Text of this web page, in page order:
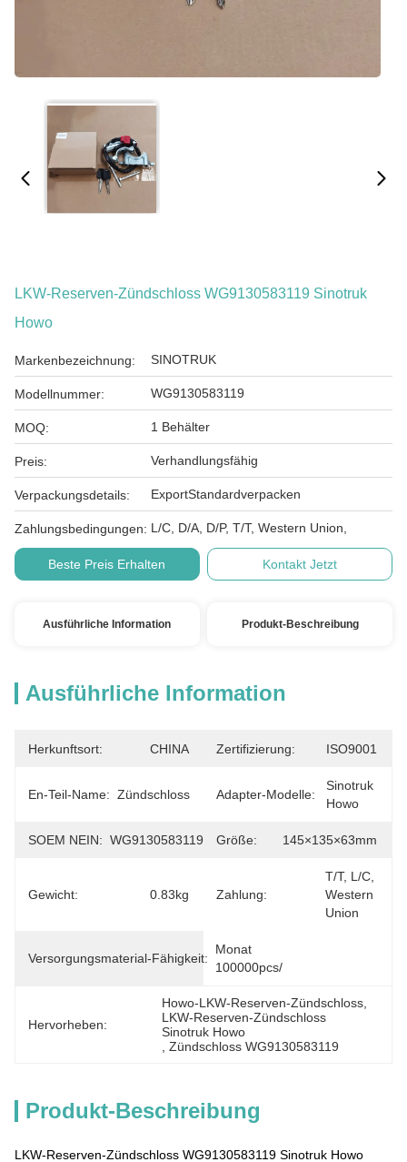
LKW-Reserven-Zündschloss WG9130583119 Sinotruk
Howo
Markenbezeichnung: SINOTRUK
Modellnummer: WG9130583119
MOQ: 1 Behälter
Preis: Verhandlungsfähig
Verpackungsdetails: ExportStandardverpacken
Zahlungsbedingungen: L/C, D/A, D/P, T/T, Western Union,
Beste Preis Erhalten Kontakt Jetzt
Ausführliche Information Produkt-Beschreibung
Ausführliche Information
Herkunftsort: CHINA Zertifizierung: ISO9001
En-Teil-Name: Zündschloss Adapter-Modelle:
Sinotruk
Howo
SOEM NEIN: WG9130583119 Größe: 145×135×63mm
Gewicht: 0.83kg Zahlung:
T/T, L/C,
Western
Union
Versorgungsmaterial-Fähigkeit:
Monat
100000pcs/
Hervorheben:
Howo-LKW-Reserven-Zündschloss
LKW-Reserven-Zündschloss
Sinotruk Howo
, Zündschloss WG9130583119
Produkt-Beschreibung
LKW-Reserven-Zündschloss WG9130583119 Sinotruk Howo